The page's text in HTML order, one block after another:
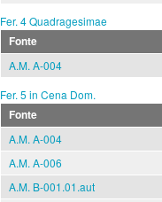
Fer. 4 Quadragesimae
Fonte
A.M. A-004
Fer. 5 in Cena Dom.
Fonte
A.M. A-004
A.M. A-006
A.M. B-001.01.aut